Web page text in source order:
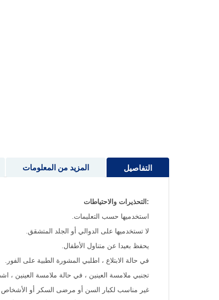
التفاصيل
:التحذيرات والاحتياطات
استخدميها حسب التعليمات.
لا تستخدميها على الدوالي أو الجلد المتشقق.
يحفظ بعيدا عن متناول الأطفال.
في حالة الابتلاع ، اطلبي المشورة الطبية على الفور.
تجنبي ملامسة العينين ، في حالة ملامسة العينين ،
غير مناسب لكبار السن أو مرضى السكر أو الأشخاص
المزيد من المعلومات